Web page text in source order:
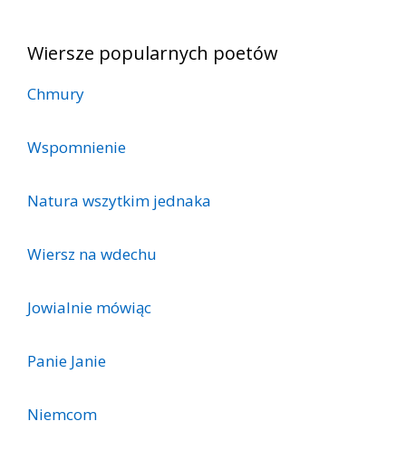
Wiersze popularnych poetów
Chmury
Wspomnienie
Natura wszytkim jednaka
Wiersz na wdechu
Jowialnie mówiąc
Panie Janie
Niemcom